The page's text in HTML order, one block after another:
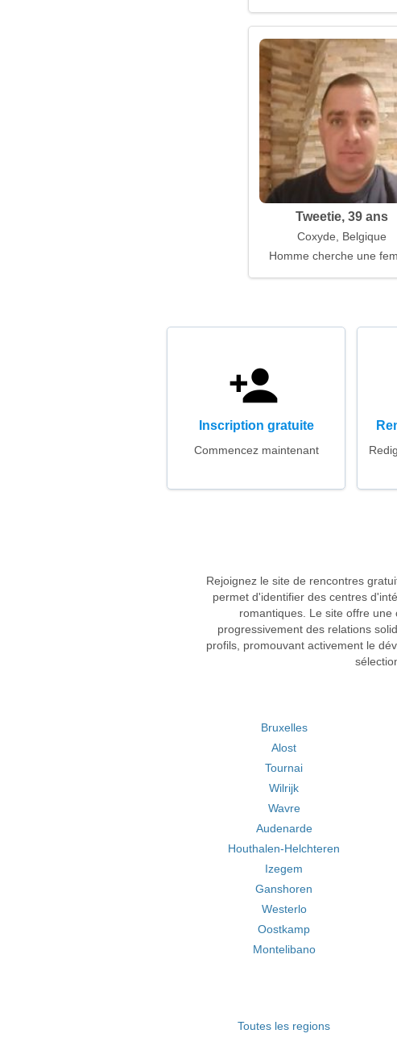
Tweetie, 39 ans
Coxyde, Belgique
Homme cherche une
Inscription gratuite
Commencez maintenant
Rejoignez le site de rencontres
permet d'identifier des centres
romantiques. Le site offre
progressivement des relations
profils, promouvant activement le
Bruxelles
Alost
Tournai
Wilrijk
Wavre
Audenarde
Houthalen-Helchteren
Izegem
Ganshoren
Westerlo
Oostkamp
Montelibano
Toutes les regions